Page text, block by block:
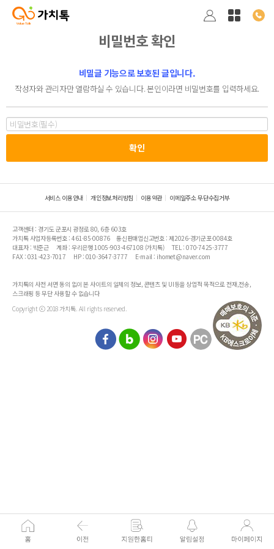
비밀번호 확인
비밀글 기능으로 보호된 글입니다.
작성자와 관리자만 열람하실 수 있습니다. 본인이라면 비밀번호를 입력하세요.
서비스 이용안내 개인정보처리방침 이용약관 이메일주소 무단수집거부
고객센터 : 경기도 군포시 광정로 80, 6층 603호
가치톡 사업자등록번호 : 461-85-00876
통신판매업신고번호 : 제2026-경기군포-0084호
대표자 : 박준근
계좌 : 우리은행 1005-903-467108 (가치톡)
TEL : 070-7425-3777
FAX : 031-423-7017
HP : 010-3647-3777 E-mail : ihomet@naver.com
가치톡의 사전 서면 동의 없이 본 사이트의 일체의 정보, 콘텐츠 및 UI등을 상업적 목적으로 전재,전송,
스크래핑 등 무단 사용할 수 없습니다
Copyright ⓒ 2018 가치톡. All rights reserved.